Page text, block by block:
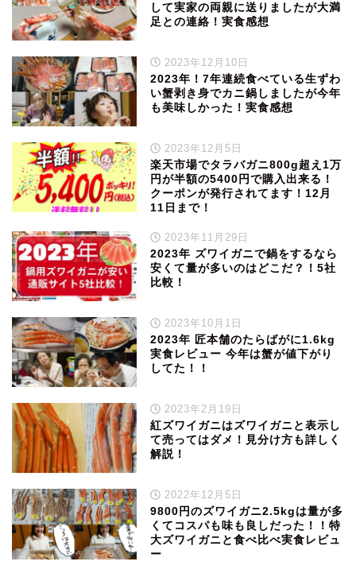
して実家の両親に送りましたが大満
足との連絡！実食感想
2023年12月10日
2023年！7年連続食べている生ずわ
い蟹剥き身でカニ鍋しましたが今年
も美味しかった！実食感想
2023年12月5日
楽天市場でタラバガニ800g超え1万
円が半額の5400円で購入出来る！
クーポンが発行されてます！12月
11日まで！
2023年11月29日
2023年 ズワイガニで鍋をするなら
安くて量が多いのはどこだ？！5社
比較！
2023年10月1日
2023年 匠本舗のたらばがに1.6kg
実食レビュー 今年は蟹が値下がり
してた！！
2023年2月19日
紅ズワイガニはズワイガニと表示し
て売ってはダメ！見分け方も詳しく
解説！
2022年12月5日
9800円のズワイガニ2.5kgは量が多
くてコスパも味も良しだった！！特
大ズワイガニと食べ比べ実食レビュ
ー